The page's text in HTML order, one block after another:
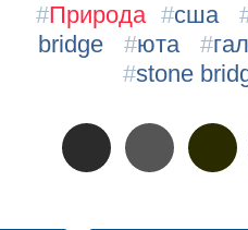
#Природа #сша
bridge
#юта #
#stone